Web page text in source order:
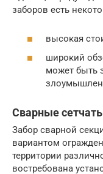
заборов есть
высокая
широкий
может быть
Сварные
Забор сварной
вариантом
территории
востребована